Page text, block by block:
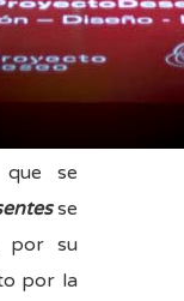
que se
se
por su
por la